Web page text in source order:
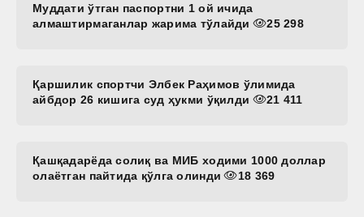
Муддати ўтган паспортни 1 ой ичида
алмаштирмаганлар жарима тўлайди
25 298
Қаршилик спортчи Элбек Раҳимов ўлимида
айбдор 26 кишига суд ҳукми ўқилди
21 411
Қашқадарёда солиқ ва МИБ ходими 1000 доллар
олаётган пайтида қўлга олинди
18 369